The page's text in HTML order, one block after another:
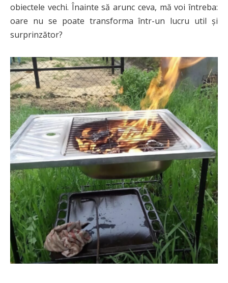
obiectele vechi. Înainte să arunc ceva, mă voi întreba:
oare nu se poate transforma într-un lucru util și
surprinzător?